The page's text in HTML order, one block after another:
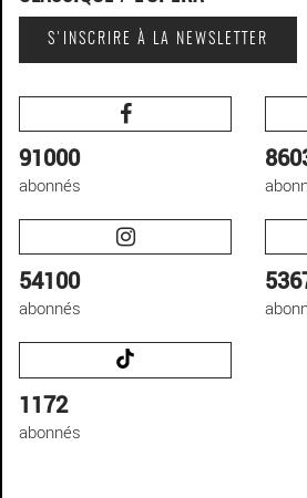
S'INSCRIRE À LA NEWSLETTER
91000
abonnés
54100
abonnés
1172
abonnés